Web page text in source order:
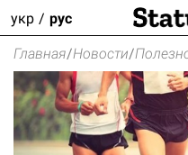
укр рус
Главная/Новости/